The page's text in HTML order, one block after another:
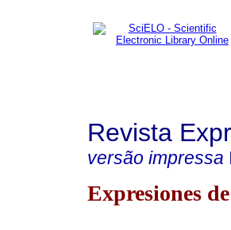
Revista
versão impressa
Expresiones